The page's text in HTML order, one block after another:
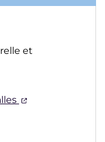
et
(ouverture